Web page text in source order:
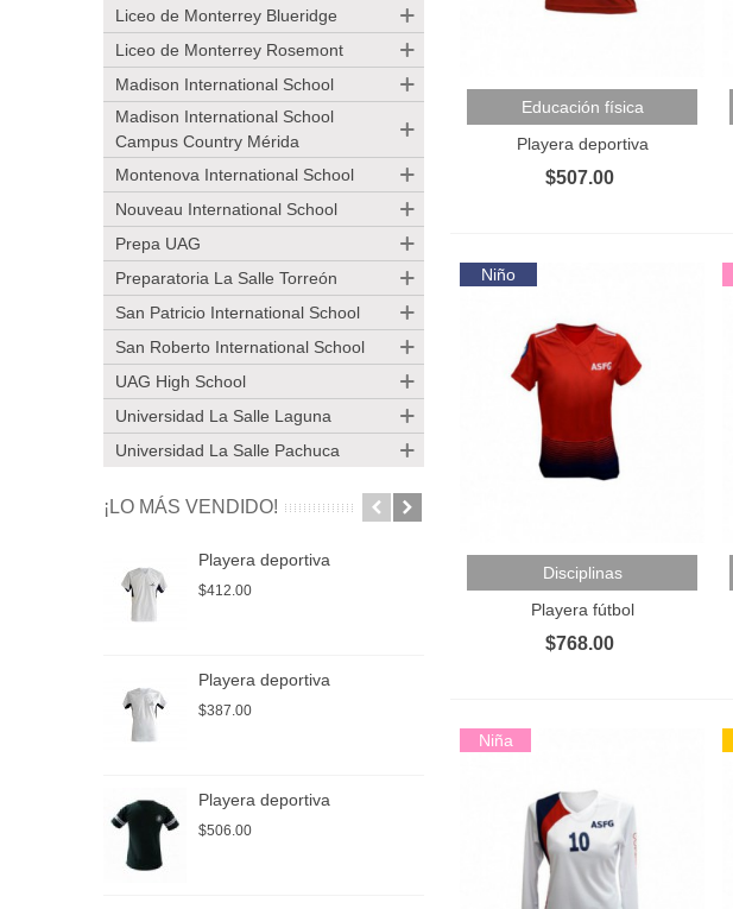
Liceo de Monterrey Blueridge
Liceo de Monterrey Rosemont
Madison International School
Madison International School
Campus Country Mérida
Montenova International School
Nouveau International School
Prepa UAG
Preparatoria La Salle Torreón
San Patricio International School
San Roberto International School
UAG High School
Universidad La Salle Laguna
Universidad La Salle Pachuca
¡LO MÁS VENDIDO!
Playera deportiva
$412.00
Playera deportiva
$387.00
Playera deportiva
$506.00
Playera Deportiva
$477.00
Pantalón Deportivo
$741.00
Añadir Al Carrito
Educación física
Playera deportiva
$507.00
Niño
Añadir Al Carrito
Disciplinas
Playera fútbol
$768.00
Niña